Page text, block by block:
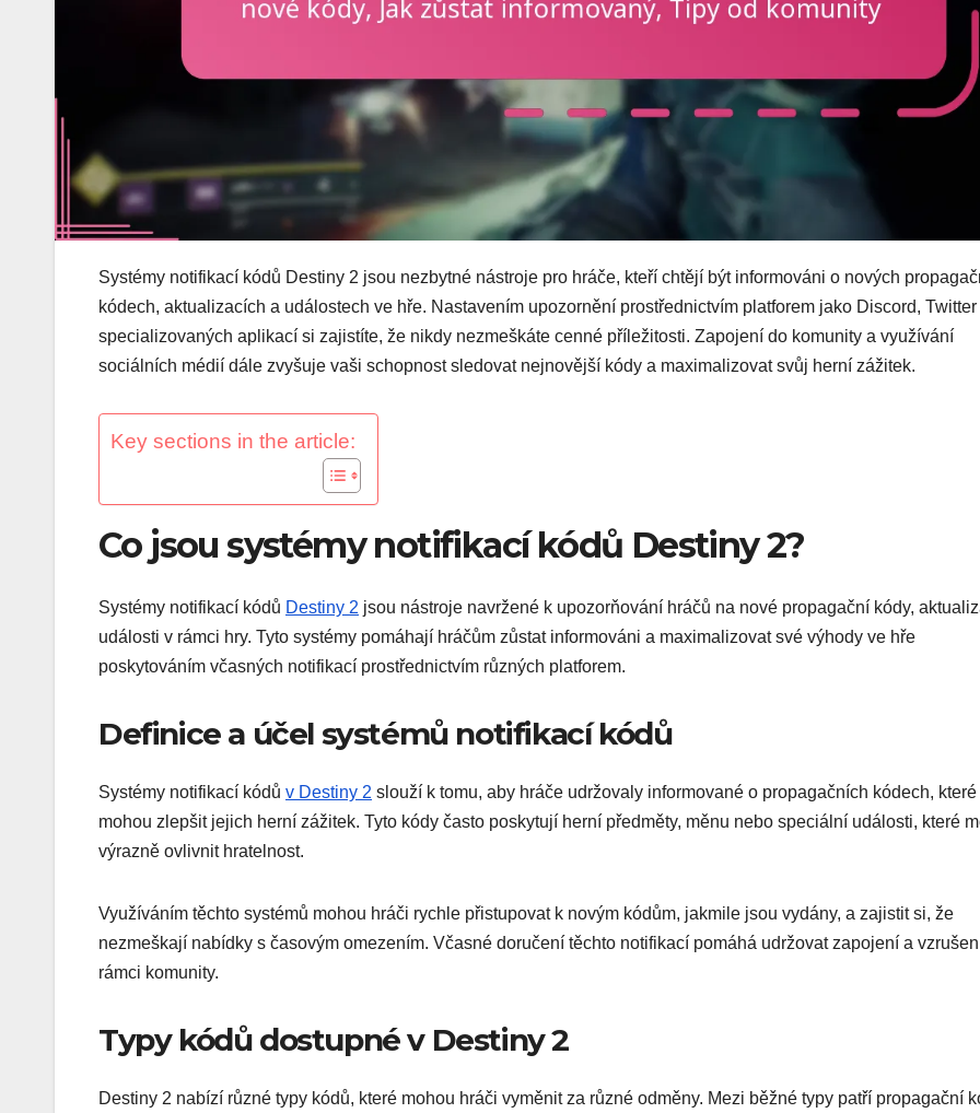
Systémy notifikací kódů Destiny 2 jsou nezbytné nástroje pro hráče, kteří chtějí být informováni o nových
kódech, aktualizacích a událostech ve hře. Nastavením upozornění prostřednictvím platforem jako Discord, Twitter
specializovaných aplikací si zajistíte, že nikdy nezmeškáte cenné příležitosti. Zapojení do komunity a využívání
sociálních médií dále zvyšuje vaši schopnost sledovat nejnovější kódy a maximalizovat svůj herní zážitek.
Key sections in the article:
Co jsou systémy notifikací kódů Destiny 2?
Systémy notifikací kódů Destiny 2 jsou nástroje navržené k upozorňování hráčů na nové propagační kódy,
události v rámci hry. Tyto systémy pomáhají hráčům zůstat informováni a maximalizovat své výhody ve hře
poskytováním včasných notifikací prostřednictvím různých platforem.
Definice a účel systémů notifikací kódů
Systémy notifikací kódů v Destiny 2 slouží k tomu, aby hráče udržovaly informované o propagačních kódech, které
mohou zlepšit jejich herní zážitek. Tyto kódy často poskytují herní předměty, měnu nebo speciální události, které
výrazně ovlivnit hratelnost.
Využíváním těchto systémů mohou hráči rychle přistupovat k novým kódům, jakmile jsou vydány, a zajistit si, že
nezmeškají nabídky s časovým omezením. Včasné doručení těchto notifikací pomáhá udržovat zapojení a
rámci komunity.
Typy kódů dostupné v Destiny 2
Destiny 2 nabízí různé typy kódů, které mohou hráči vyměnit za různé odměny. Mezi běžné typy patří propagační